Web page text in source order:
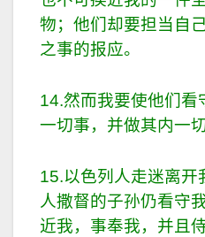
物；他们却要担当自
之事的报应。
14.然而我要使他们看
一切事，并做其内一
15.以色列人走迷离开
人撒督的子孙仍看守
近我，事奉我，并且